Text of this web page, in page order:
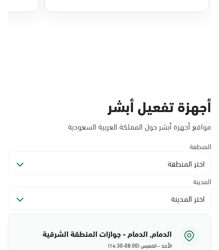
أجهزة تفعيل أبشر
مواقع أجهزة أبشر حول المملكة العربية السعودية
المنطقة
اختر المنطقة
المدينة
اختر المدينة
الدمام, الدمام - جوازات المنطقة الشرقية
الأحد - الخميس (08:00-14:30)